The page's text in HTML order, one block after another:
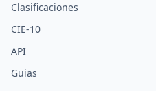
Clasificaciones
CIE-10
API
Guias